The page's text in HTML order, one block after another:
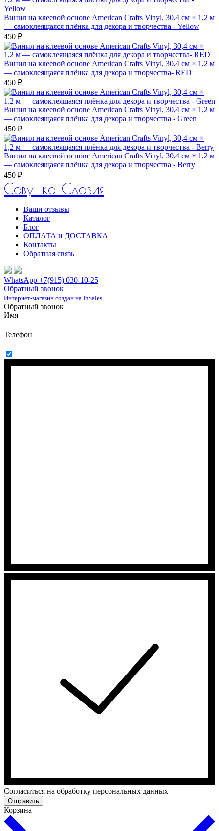
Винил на клеевой основе American Crafts Vinyl, 30,4 см × 1,2 м
— самоклеящаяся плёнка для декора и творчества - Yellow
450 ₽
Винил на клеевой основе American Crafts Vinyl, 30,4 см × 1,2 м
— самоклеящаяся плёнка для декора и творчества- RED
450 ₽
Винил на клеевой основе American Crafts Vinyl, 30,4 см × 1,2 м
— самоклеящаяся плёнка для декора и творчества - Green
450 ₽
Винил на клеевой основе American Crafts Vinyl, 30,4 см × 1,2 м
— самоклеящаяся плёнка для декора и творчества - Berry
450 ₽
Совушка Славия
Ваши отзывы
Каталог
Блог
ОПЛАТА и ДОСТАВКА
Контакты
Обратная связь
WhatsApp +7(915) 030-10-25
Обратный звонок
Интернет-магазин создан на InSales
Обратный звонок
Имя
Телефон
Cогласиться на обработку персональных данных
Отправить
Корзина